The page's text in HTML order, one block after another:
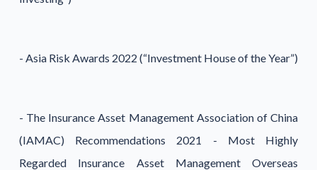
- Asia Risk Awards 2022 (“Investment House of the Year”)
- The Insurance Asset Management Association of China
(IAMAC) Recommendations 2021 - Most Highly
Regarded Insurance Asset Management Overseas